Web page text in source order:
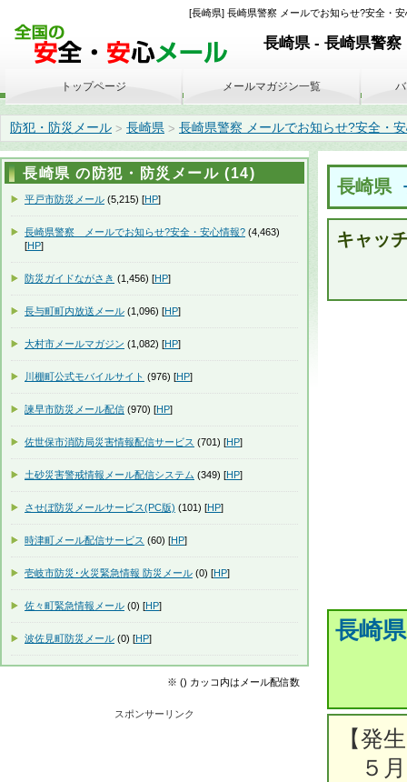
[長崎県] 長崎県警察 メールでお知らせ?安全・
長崎県 - 長崎県警
防犯・防災メール > 長崎県 > 長崎県警察 メールでお知らせ?安全・
長崎県
キャッ
長崎
【発
５月
トップページ メールマガジン一覧
長崎県 の防犯・防災メール (14)
平戸市防災メール (5,215) [HP]
長崎県警察 メールでお知らせ?安全・安心情報? (4,463)
[HP]
防災ガイドながさき (1,456) [HP]
長与町町内放送メール (1,096) [HP]
大村市メールマガジン (1,082) [HP]
川棚町公式モバイルサイト (976) [HP]
諫早市防災メール配信 (970) [HP]
佐世保市消防局災害情報配信サービス (701) [HP]
土砂災害警戒情報メール配信システム (349) [HP]
させぼ防災メールサービス(PC版) (101) [HP]
時津町メール配信サービス (60) [HP]
壱岐市防災･火災緊急情報 防災メール (0) [HP]
佐々町緊急情報メール (0) [HP]
波佐見町防災メール (0) [HP]
※ () カッコ内はメール配信数
スポンサーリンク